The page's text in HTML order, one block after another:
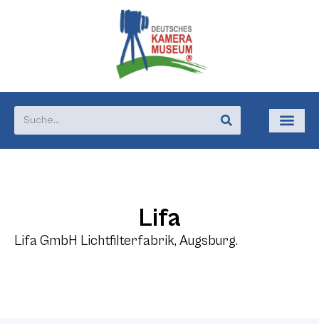
Lifa
Lifa GmbH Lichtfilterfabrik, Augsburg.